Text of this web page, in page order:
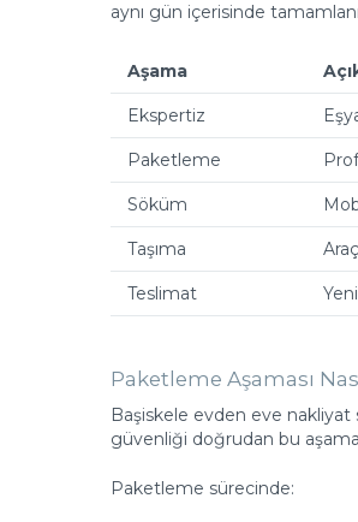
aynı gün içerisinde
Aşama
Ekspertiz
Paketleme
Söküm
Taşıma
Teslimat
Paketleme Aşaması
Başiskele evden eve nakliyat
güvenliği doğrudan bu
Paketleme sürecinde: